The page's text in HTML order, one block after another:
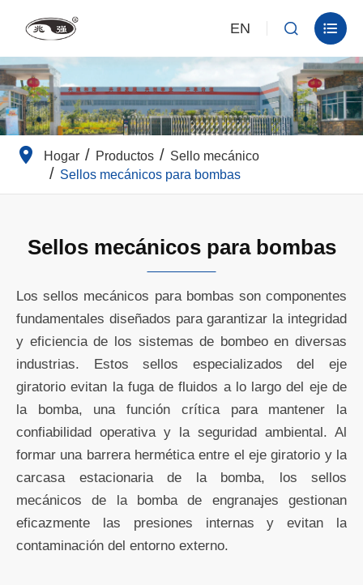
EN  
Hogar Productos
Sello mecánico
Sellos mecánicos para bombas
Sellos mecánicos para bombas
Los sellos mecánicos para bombas son componentes
fundamentales diseñados para garantizar la integridad
y eficiencia de los sistemas de bombeo en diversas
industrias. Estos sellos especializados del eje
giratorio evitan la fuga de fluidos a lo largo del eje de
la bomba, una función crítica para mantener la
confiabilidad operativa y la seguridad ambiental. Al
formar una barrera hermética entre el eje giratorio y la
carcasa estacionaria de la bomba, los sellos
mecánicos de la bomba de engranajes gestionan
eficazmente las presiones internas y evitan la
contaminación del entorno externo.